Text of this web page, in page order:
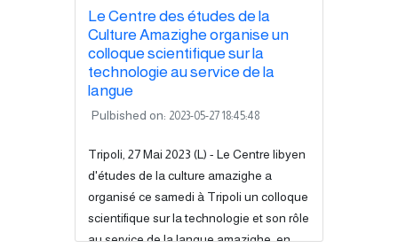
Le Centre des études de la
Culture Amazighe organise un
colloque scientifique sur la
technologie au service de la
langue
Pulbished on: 2023-05-27 18:45:48
Tripoli, 27 Mai 2023 (L) - Le Centre libyen
d'études de la culture amazighe a
organisé ce samedi à Tripoli un colloque
scientifique sur la technologie et son rôle
au service de la langue amazighe, en